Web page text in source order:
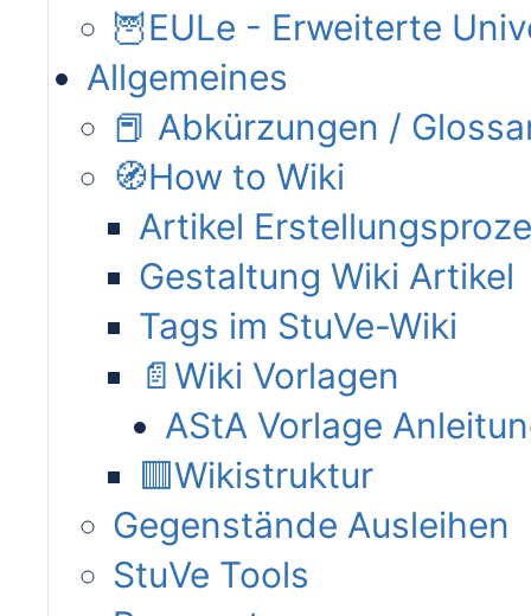
🦉EULe - Erweiterte
Allgemeines
📕 Abkürzungen /
🧭How to Wiki
Artikel
Gestaltung Wiki Artikel
Tags im StuVe-Wiki
📄Wiki Vorlagen
AStA Vorlage
🟥Wikistruktur
Gegenstände Ausleihen
StuVe Tools